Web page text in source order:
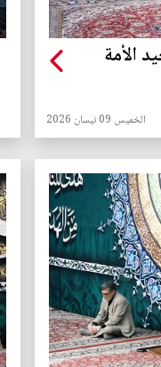
الأمة
الخميس 09 نيسان 2026